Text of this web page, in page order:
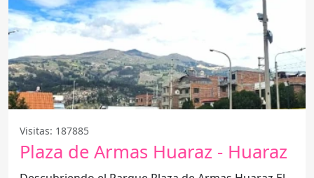
Visitas: 187885
Plaza de Armas Huaraz - Huaraz